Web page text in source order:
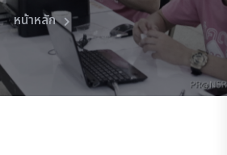
หน้าหลัก